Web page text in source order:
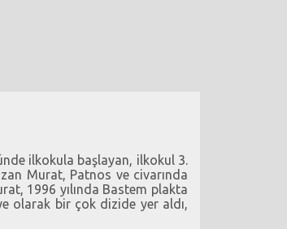
ilkokula başlayan, ilkokul 3.
Murat, Patnos ve civarında
1996 yılında Bastem plakta
olarak bir çok dizide yer aldı,